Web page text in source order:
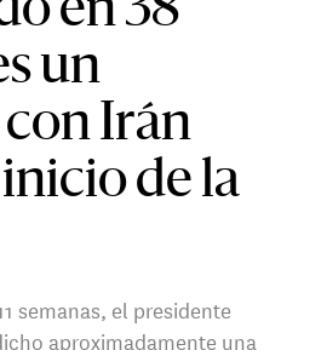
en 38
un
Irán
de la
semanas, el presidente
aproximadamente una